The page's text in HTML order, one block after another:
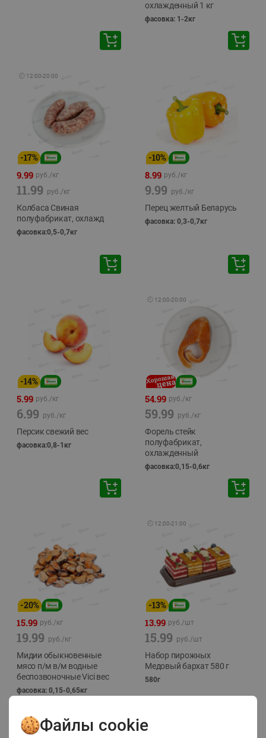
охлажденный 1 кг
фасовка: 1-2кг
🕘 12:00-20:00
-17%
9.99 руб./кг
11.99 руб./кг
Колбаса Свиная
полуфабрикат, охлажд
фасовка:0,5-0,7кг
-10%
8.99 руб./кг
9.99 руб./кг
Перец желтый Беларусь
фасовка: 0,3-0,7кг
-14%
5.99 руб./кг
6.99 руб./кг
Персик свежий вес
фасовка:0,8-1кг
🕘 12:00-20:00
54.99 руб./кг
59.99 руб./кг
Форель стейк
полуфабрикат,
охлажденный
фасовка:0,15-0,6кг
-20%
15.99 руб./кг
19.99 руб./кг
Мидии обыкновенные
мясо п/м в/м водные
беспозвоночные Vici вес
фасовка: 0,15-0,65кг
🕘 12:00-21:00
-13%
13.99 руб./шт
15.99 руб./шт
Набор пирожных
Медовый бархат 580 г
580г
Файлы cookie